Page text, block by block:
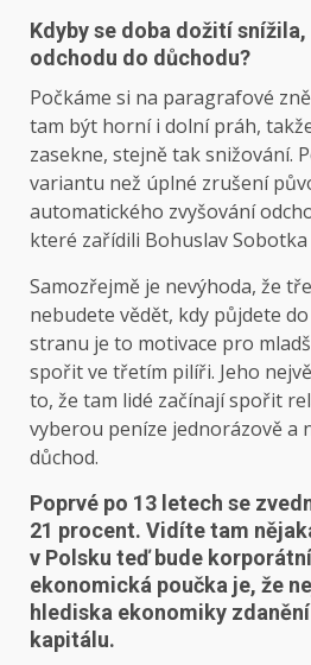
Kdyby se doba dožití
odchodu do důchodu?
Počkáme si na paragrafové
tam být horní i dolní práh,
zasekne, stejně tak snižování.
variantu než úplné zrušení
automatického zvyšování
které zařídili Bohuslav
Samozřejmě je nevýhoda, že
nebudete vědět, kdy půjdete
stranu je to motivace pro
spořit ve třetím pilíři. Jeho
to, že tam lidé začínají spořit
vyberou peníze jednorázově a
důchod.
Poprvé po 13 letech se
21 procent. Vidíte tam
v Polsku teď bude
ekonomická poučka je, že
hlediska ekonomiky
kapitálu.